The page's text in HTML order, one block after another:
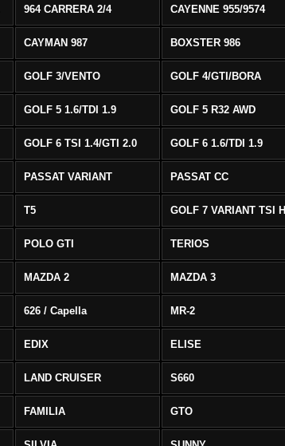
964 CARRERA 2/4 CAYENNE 955/9574
CAYMAN 987 BOXSTER 986
GOLF 3/VENTO GOLF 4/GTI/BORA
GOLF 5 1.6/TDI 1.9 GOLF 5 R32 AWD
GOLF 6 TSI 1.4/GTI 2.0 GOLF 6 1.6/TDI 1.9
PASSAT VARIANT PASSAT CC
T5
POLO GTI TERIOS
MAZDA 2 MAZDA 3
626 / Capella MR-2
EDIX ELISE
LAND CRUISER S660
FAMILIA GTO